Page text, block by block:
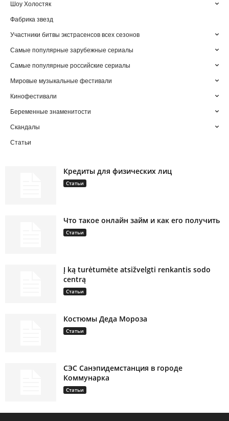
Шоу Холостяк
Фабрика звезд
Участники битвы экстрасенсов всех сезонов
Самые популярные зарубежные сериалы
Самые популярные российские сериалы
Мировые музыкальные фестивали
Кинофестивали
Беременные знаменитости
Скандалы
Статьи
Кредиты для физических лиц
Статьи
Что такое онлайн займ и как его получить
Статьи
Į ką turėtumėte atsižvelgti renkantis sodo
centrą
Статьи
Костюмы Деда Мороза
Статьи
СЭС Санэпидемстанция в городе
Коммунарка
Статьи